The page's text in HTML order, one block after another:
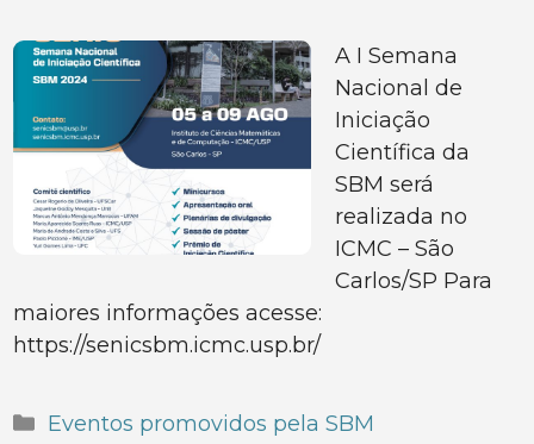
A I Semana
Nacional de
Iniciação
Científica da
SBM será
realizada no
ICMC – São
Carlos/SP Para
maiores informações acesse:
https://senicsbm.icmc.usp.br/
Categorias
Eventos promovidos pela SBM